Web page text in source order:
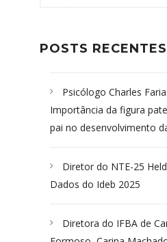
POSTS RECENTES
Psicólogo Charles
Importância da figura
pai no desenvolvimento
Diretor do NTE-25
Dados do Ideb 2025
Diretora do IFBA de